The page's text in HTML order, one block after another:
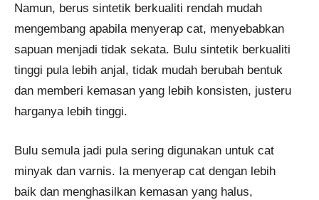
Namun, berus sintetik berkualiti rendah mudah
mengembang apabila menyerap cat, menyebabkan
sapuan menjadi tidak sekata. Bulu sintetik berkualiti
tinggi pula lebih anjal, tidak mudah berubah bentuk
dan memberi kemasan yang lebih konsisten, justeru
harganya lebih tinggi.
Bulu semula jadi pula sering digunakan untuk cat
minyak dan varnis. Ia menyerap cat dengan lebih
baik dan menghasilkan kemasan yang halus,